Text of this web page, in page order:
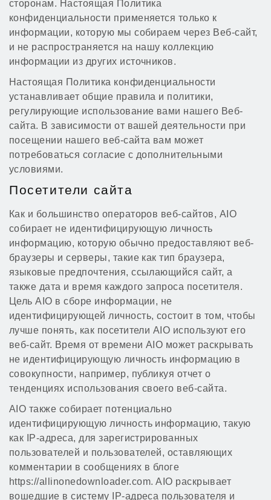
сторонам. Настоящая Политика
конфиденциальности применяется только к
информации, которую мы собираем через Веб-сайт,
и не распространяется на нашу коллекцию
информации из других источников.
Настоящая Политика конфиденциальности
устанавливает общие правила и политики,
регулирующие использование вами нашего Веб-
сайта. В зависимости от вашей деятельности при
посещении нашего веб-сайта вам может
потребоваться согласие с дополнительными
условиями.
Посетители сайта
Как и большинство операторов веб-сайтов, AIO
собирает не идентифицирующую личность
информацию, которую обычно предоставляют веб-
браузеры и серверы, такие как тип браузера,
языковые предпочтения, ссылающийся сайт, а
также дата и время каждого запроса посетителя.
Цель AIO в сборе информации, не
идентифицирующей личность, состоит в том, чтобы
лучше понять, как посетители AIO используют его
веб-сайт. Время от времени AIO может раскрывать
не идентифицирующую личность информацию в
совокупности, например, публикуя отчет о
тенденциях использования своего веб-сайта.
AIO также собирает потенциально
идентифицирующую личность информацию, такую ​​
как IP-адреса, для зарегистрированных
пользователей и пользователей, оставляющих
комментарии в сообщениях в блоге
https://allinonedownloader.com. AIO раскрывает
вошедшие в систему IP-адреса пользователя и